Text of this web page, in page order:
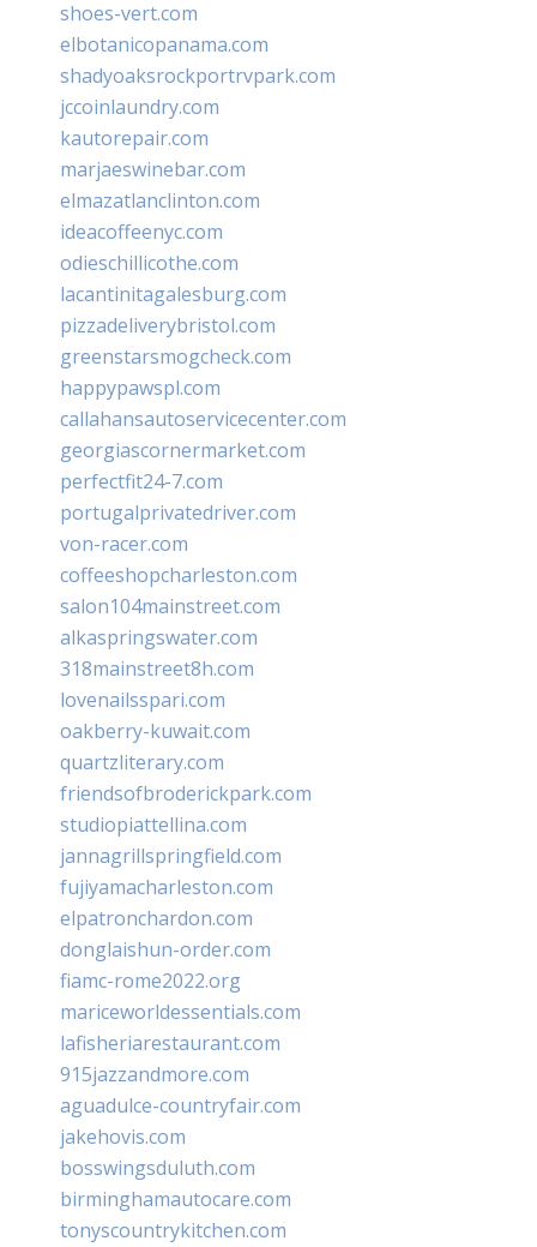
shoes-vert.com
elbotanicopanama.com
shadyoaksrockportrvpark.com
jccoinlaundry.com
kautorepair.com
marjaeswinebar.com
elmazatlanclinton.com
ideacoffeenyc.com
odieschillicothe.com
lacantinitagalesburg.com
pizzadeliverybristol.com
greenstarsmogcheck.com
happypawspl.com
callahansautoservicecenter.com
georgiascornermarket.com
perfectfit24-7.com
portugalprivatedriver.com
von-racer.com
coffeeshopcharleston.com
salon104mainstreet.com
alkaspringswater.com
318mainstreet8h.com
lovenailsspari.com
oakberry-kuwait.com
quartzliterary.com
friendsofbroderickpark.com
studiopiattellina.com
jannagrillspringfield.com
fujiyamacharleston.com
elpatronchardon.com
donglaishun-order.com
fiamc-rome2022.org
mariceworldessentials.com
lafisheriarestaurant.com
915jazzandmore.com
aguadulce-countryfair.com
jakehovis.com
bosswingsduluth.com
birminghamautocare.com
tonyscountrykitchen.com